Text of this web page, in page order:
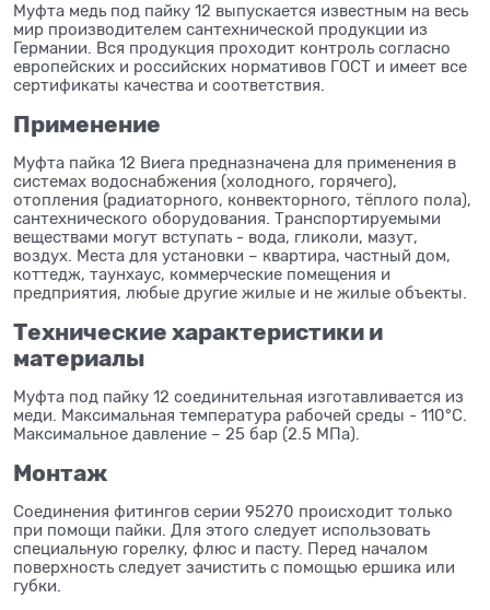
Муфта медь под пайку 12 выпускается известным на весь
мир производителем сантехнической продукции из
Германии. Вся продукция проходит контроль согласно
европейских и российских нормативов ГОСТ и имеет все
сертификаты качества и соответствия.
Применение
Муфта пайка 12 Виега предназначена для применения в
системах водоснабжения (холодного, горячего),
отопления (радиаторного, конвекторного, тёплого пола),
сантехнического оборудования. Транспортируемыми
веществами могут вступать - вода, гликоли, мазут,
воздух. Места для установки – квартира, частный дом,
коттедж, таунхаус, коммерческие помещения и
предприятия, любые другие жилые и не жилые объекты.
Технические характеристики и
материалы
Муфта под пайку 12 соединительная изготавливается из
меди. Максимальная температура рабочей среды - 110°C.
Максимальное давление – 25 бар (2.5 МПа).
Монтаж
Соединения фитингов серии 95270 происходит только
при помощи пайки. Для этого следует использовать
специальную горелку, флюс и пасту. Перед началом
поверхность следует зачистить с помощью ершика или
губки.